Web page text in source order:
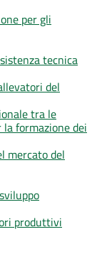
per gli
tecnica
del
tra le
la formazione dei
mercato del
produttivi